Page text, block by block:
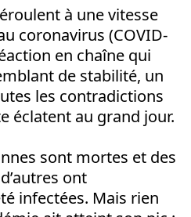
à une vitesse
coronavirus (COVID-
en chaîne qui
de stabilité, un
les contradictions
éclatent au grand jour.
sont mortes et des
ont
infectées. Mais rien